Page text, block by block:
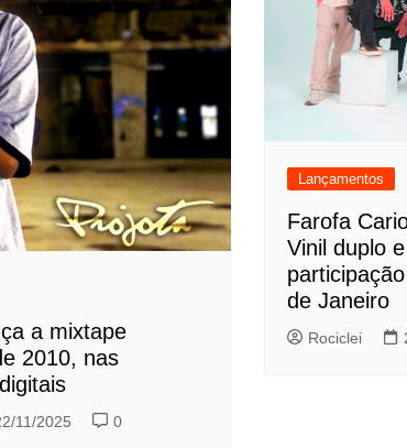
a mixtape
2010, nas
11/2025 0
Lançamentos
Farofa
Vinil duplo
de Janeiro
Rociclei